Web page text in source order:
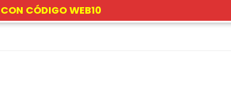
CÓDIGO WEB10